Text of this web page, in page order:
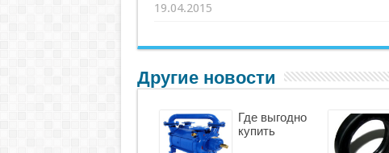
19.04.2015
Другие новости
Где выгодно
купить